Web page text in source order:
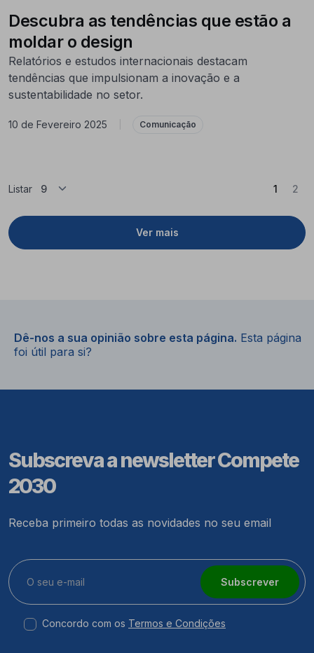
Descubra as tendências que estão a
moldar o design
Relatórios e estudos internacionais destacam
tendências que impulsionam a inovação e a
sustentabilidade no setor.
10 de Fevereiro 2025 Comunicação
Listar
Ver mais
1(Atual)
2
Dê-nos a sua opinião sobre esta página. Esta página
foi útil para si?
Subscreva a newsletter Compete
2030
Receba primeiro todas as novidades no seu email
Subscrever
Concordo com os Termos e Condições